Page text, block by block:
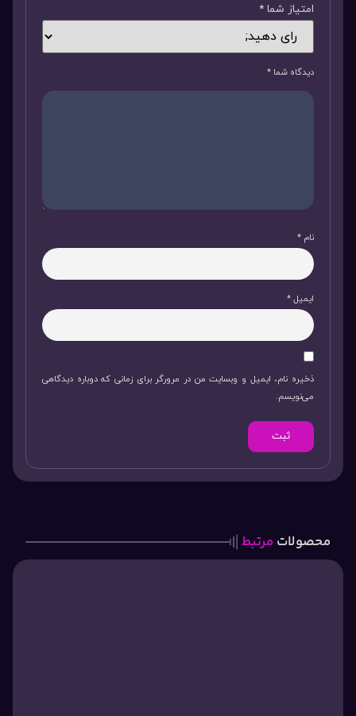
امتیاز شما *
دیدگاه شما *
نام *
ایمیل*
ذخیره نام، ایمیل و وبسایت من در مرورگر برای زمانی که دوباره دیدگاهی
می‌نویسم.
محصولات مرتبط